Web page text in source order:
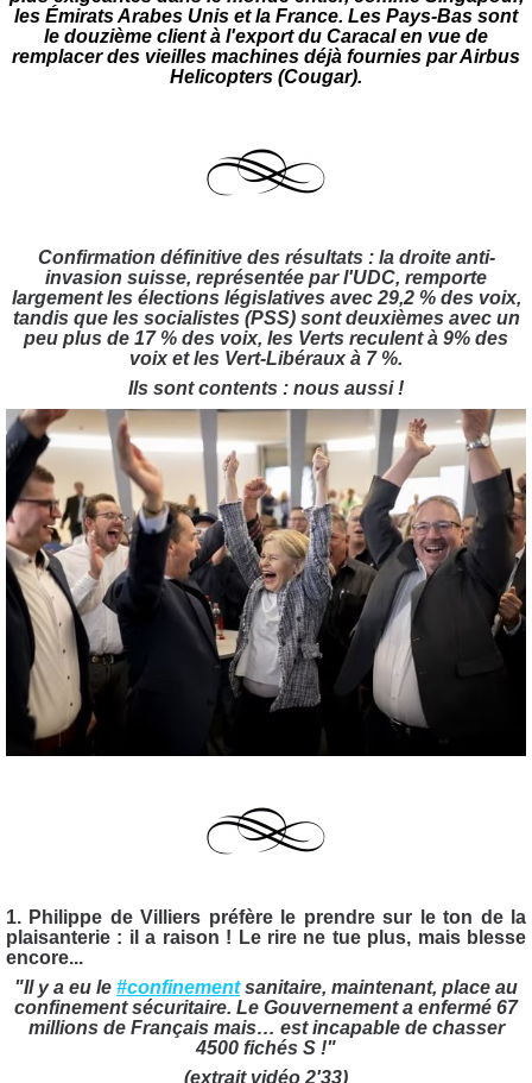
les Émirats Arabes Unis et la France. Les Pays-Bas sont
le douzième client à l'export du Caracal en vue de
remplacer des vieilles machines déjà fournies par Airbus
Helicopters (Cougar).
Confirmation définitive des résultats : la droite anti-
invasion suisse, représentée par l'UDC, remporte
largement les élections législatives avec 29,2 % des voix,
tandis que les socialistes (PSS) sont deuxièmes avec un
peu plus de 17 % des voix, les Verts reculent à 9% des
voix et les Vert-Libéraux à 7 %.
Ils sont contents : nous aussi !
1. Philippe de Villiers préfère le prendre sur le ton de la
plaisanterie : il a raison ! Le rire ne tue plus, mais blesse
encore...
"Il y a eu le #confinementsanitaire, maintenant, place au
confinement sécuritaire. Le Gouvernement a enfermé 67
millions de Français mais… est incapable de chasser
4500 fichés S !"
(extrait vidéo 2'33)